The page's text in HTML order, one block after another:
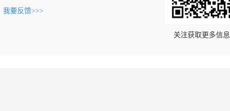
我要反馈>>>
关注获取更多信息